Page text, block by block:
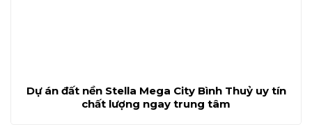
Dự án đất nền Stella Mega City Bình Thuỷ uy tín
chất lượng ngay trung tâm